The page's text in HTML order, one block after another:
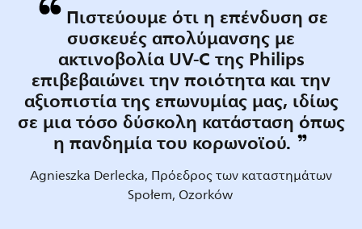
Πιστεύουμε ότι η επένδυση σε
συσκευές απολύμανσης με
ακτινοβολία UV-C της Philips
επιβεβαιώνει την ποιότητα και την
αξιοπιστία της επωνυμίας μας, ιδίως
σε μια τόσο δύσκολη κατάσταση όπως
η πανδημία του κορωνοϊού.
Agnieszka Derlecka, Πρόεδρος των καταστημάτων
Społem, Ozorków